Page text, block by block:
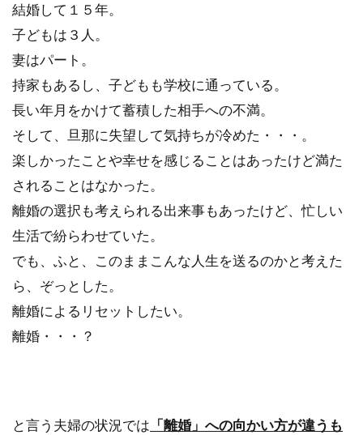
結婚して１５年。
子どもは３人。
妻はパート。
持家もあるし、子どもも学校に通っている。
長い年月をかけて蓄積した相手への不満。
そして、旦那に失望して気持ちが冷めた・・・。
楽しかったことや幸せを感じることはあったけど満た
されることはなかった。
離婚の選択も考えられる出来事もあったけど、忙しい
生活で紛らわせていた。
でも、ふと、このままこんな人生を送るのかと考えた
ら、ぞっとした。
離婚によるリセットしたい。
離婚・・・？
と言う夫婦の状況では 「離婚」への向かい方が違うも